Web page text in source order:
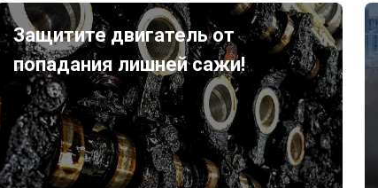
Защитите двигатель от
попадания лишней сажи!